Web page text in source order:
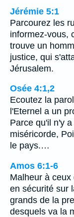
Jérémie 5:1
Parcourez les
informez-vous,
trouve un
justice, qui
Jérusalem.
Osée 4:1,2
Ecoutez la
l'Eternel a un
Parce qu'il n'y
miséricorde,
le pays.…
Amos 6:1-6
Malheur à
en sécurité sur
grands de la
desquels va la